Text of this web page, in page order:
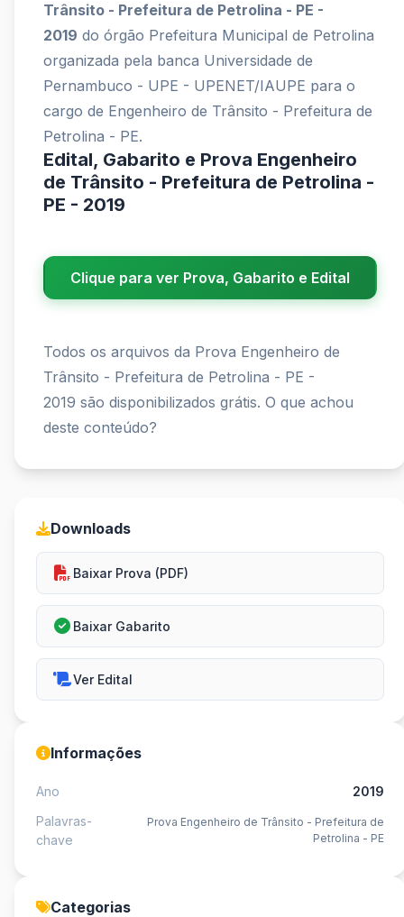
Trânsito - Prefeitura de Petrolina - PE -
2019 do órgão Prefeitura Municipal de Petrolina
organizada pela banca Universidade de
Pernambuco - UPE - UPENET/IAUPE para o
cargo de Engenheiro de Trânsito - Prefeitura de
Petrolina - PE.
Edital, Gabarito e Prova Engenheiro
de Trânsito - Prefeitura de Petrolina -
PE - 2019
Clique para ver Prova, Gabarito e Edital
Todos os arquivos da Prova Engenheiro de
Trânsito - Prefeitura de Petrolina - PE -
2019 são disponibilizados grátis. O que achou
deste conteúdo?
Downloads
Baixar Prova (PDF)
Baixar Gabarito
Ver Edital
Informações
Ano
2019
Palavras-
chave
Prova Engenheiro de Trânsito - Prefeitura de
Petrolina - PE
Categorias